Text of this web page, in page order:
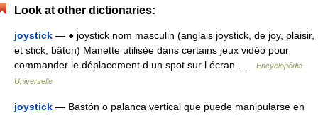
Look at other dictionaries:
joystick — ● joystick nom masculin (anglais joystick, de joy, plaisir,
et stick, bâton) Manette utilisée dans certains jeux vidéo pour
commander le déplacement d un spot sur l écran …
Encyclopédie
Universelle
joystick — Bastón o palanca vertical que puede manipularse en